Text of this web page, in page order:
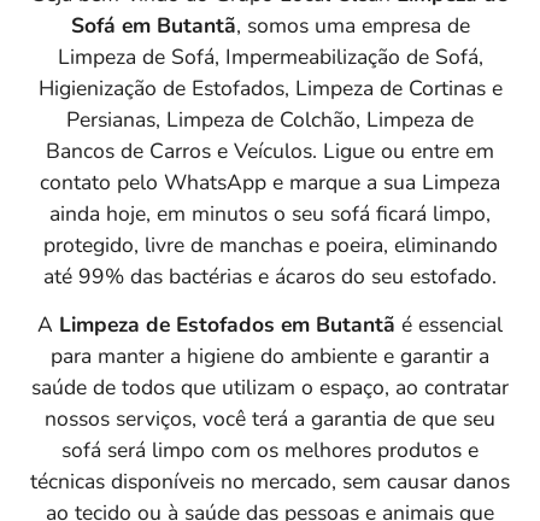
Sofá em Butantã, somos uma empresa de
Limpeza de Sofá, Impermeabilização de Sofá,
Higienização de Estofados, Limpeza de Cortinas e
Persianas, Limpeza de Colchão, Limpeza de
Bancos de Carros e Veículos. Ligue ou entre em
contato pelo WhatsApp e marque a sua Limpeza
ainda hoje, em minutos o seu sofá ficará limpo,
protegido, livre de manchas e poeira, eliminando
até 99% das bactérias e ácaros do seu estofado.
A Limpeza de Estofados em Butantã é essencial
para manter a higiene do ambiente e garantir a
saúde de todos que utilizam o espaço, ao contratar
nossos serviços, você terá a garantia de que seu
sofá será limpo com os melhores produtos e
técnicas disponíveis no mercado, sem causar danos
ao tecido ou à saúde das pessoas e animais que